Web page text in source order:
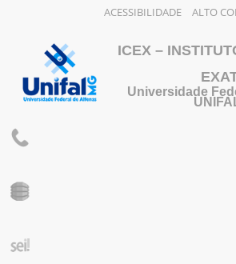
ACESSIBILIDADE ALTO
ICEX –
Universidade